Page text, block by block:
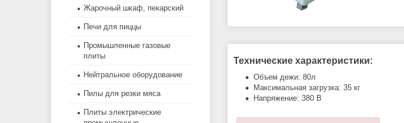
Технические характеристики:
Объем дежи: 80л
Максимальная загрузка: 35 кг
Напряжение: 380 В
Жарочный шкаф, пекарский
Печи для пиццы
Промышленные газовые
плиты
Нейтральное оборудование
Пилы для резки мяса
Плиты электрические